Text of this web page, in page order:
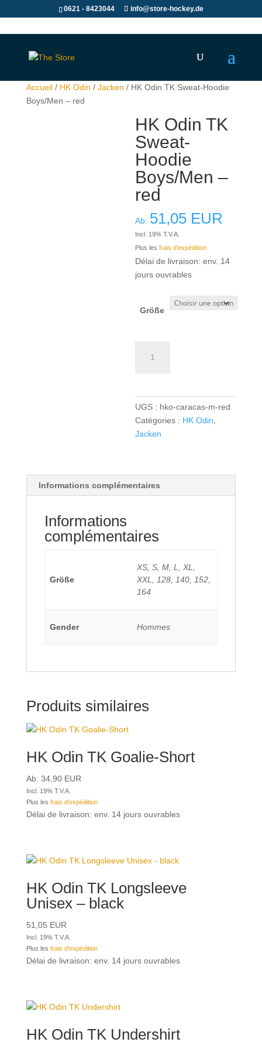
0621 - 8423044 info@store-hockey.de
Accueil/ HK Odin / Jacken / HK Odin TK Sweat-Hoodie
Boys/Men – red
HK Odin TK
Sweat-
Hoodie
Boys/Men –
red
Ab: 51,05 EUR
Incl. 19% T.V.A.
Plus lesfrais d'expédition
Délai de livraison: env. 14
jours ouvrables
Größe
Hoodie
UGS : hko-caracas-m-red
Catégories : HK Odin
Jacken
Informations complémentaires
Informations
complémentaires
Größe
XS, S, M, L, XL,
XXL, 128, 140, 152,
164
Gender Hommes
Produits similaires
HK Odin TK Goalie-Short
Ab: 34,90EUR
Incl. 19% T.V.A.
Plus les frais d'expédition
Délai de livraison: env. 14 jours ouvrables
HK Odin TK Longsleeve
Unisex – black
51,05 EUR
Incl. 19% T.V.A.
Plus les frais d'expédition
Délai de livraison: env. 14 jours ouvrables
HK Odin TK Undershirt